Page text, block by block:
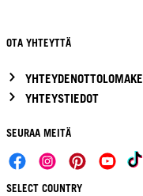
OTA YHTEYTTÄ
YHTEYDENOTTOLOMAKE
YHTEYSTIEDOT
SEURAA MEITÄ
SELECT COUNTRY